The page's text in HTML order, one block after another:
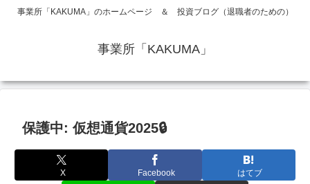
事業所「KAKUMA」のホームページ ＆ 投資ブログ（退職者のための）
事業所「KAKUMA」
保護中: 仮想通貨2025🔒
X Facebook はてブ